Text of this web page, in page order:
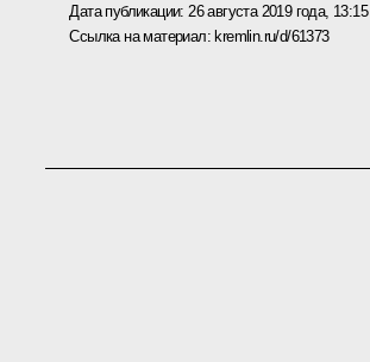
Дата публикации: 26 августа 2019 года, 13:15
Ссылка на материал:kremlin.ru/d/61373